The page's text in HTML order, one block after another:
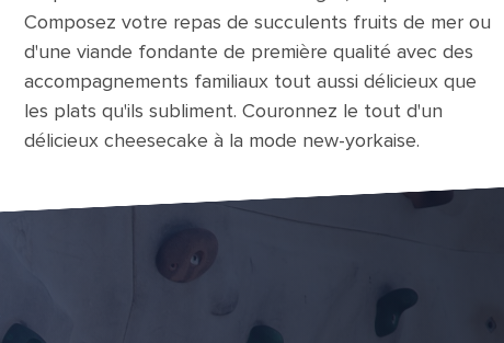
Composez votre repas de succulents fruits de mer ou
d'une viande fondante de première qualité avec des
accompagnements familiaux tout aussi délicieux que
les plats qu'ils subliment. Couronnez le tout d'un
délicieux cheesecake à la mode new-yorkaise.